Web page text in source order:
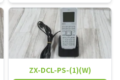
ZX-DCL-PS-(1)(W)